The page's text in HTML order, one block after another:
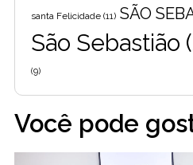
santa Felicidade (11) SÃO
São Sebastião
(9)
Você pode